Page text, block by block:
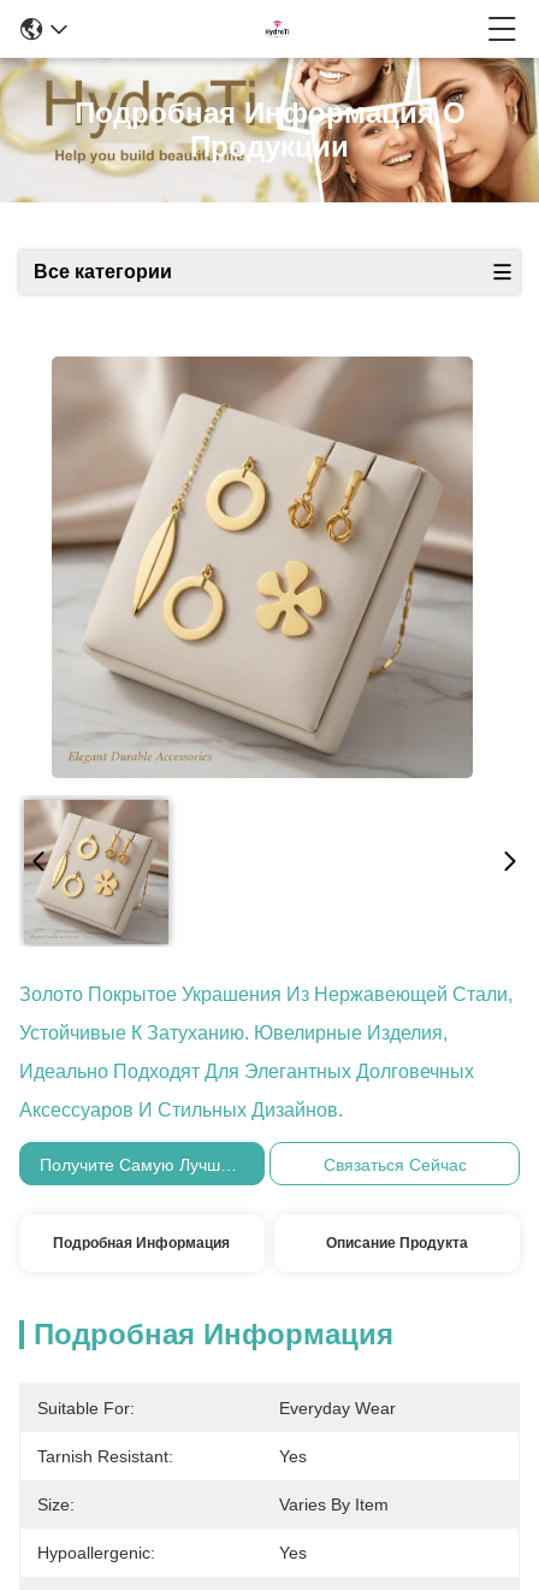
Подробная Информация О
Продукции
Все категории
Золото Покрытое Украшения Из Нержавеющей Стали,
Устойчивые К Затуханию. Ювелирные Изделия,
Идеально Подходят Для Элегантных Долговечных
Аксессуаров И Стильных Дизайнов.
Связаться Сейчас
Подробная Информация Описание Продукта
Подробная Информация
Suitable For: Everyday Wear
Tarnish Resistant: Yes
Size: Varies By Item
Hypoallergenic: Yes